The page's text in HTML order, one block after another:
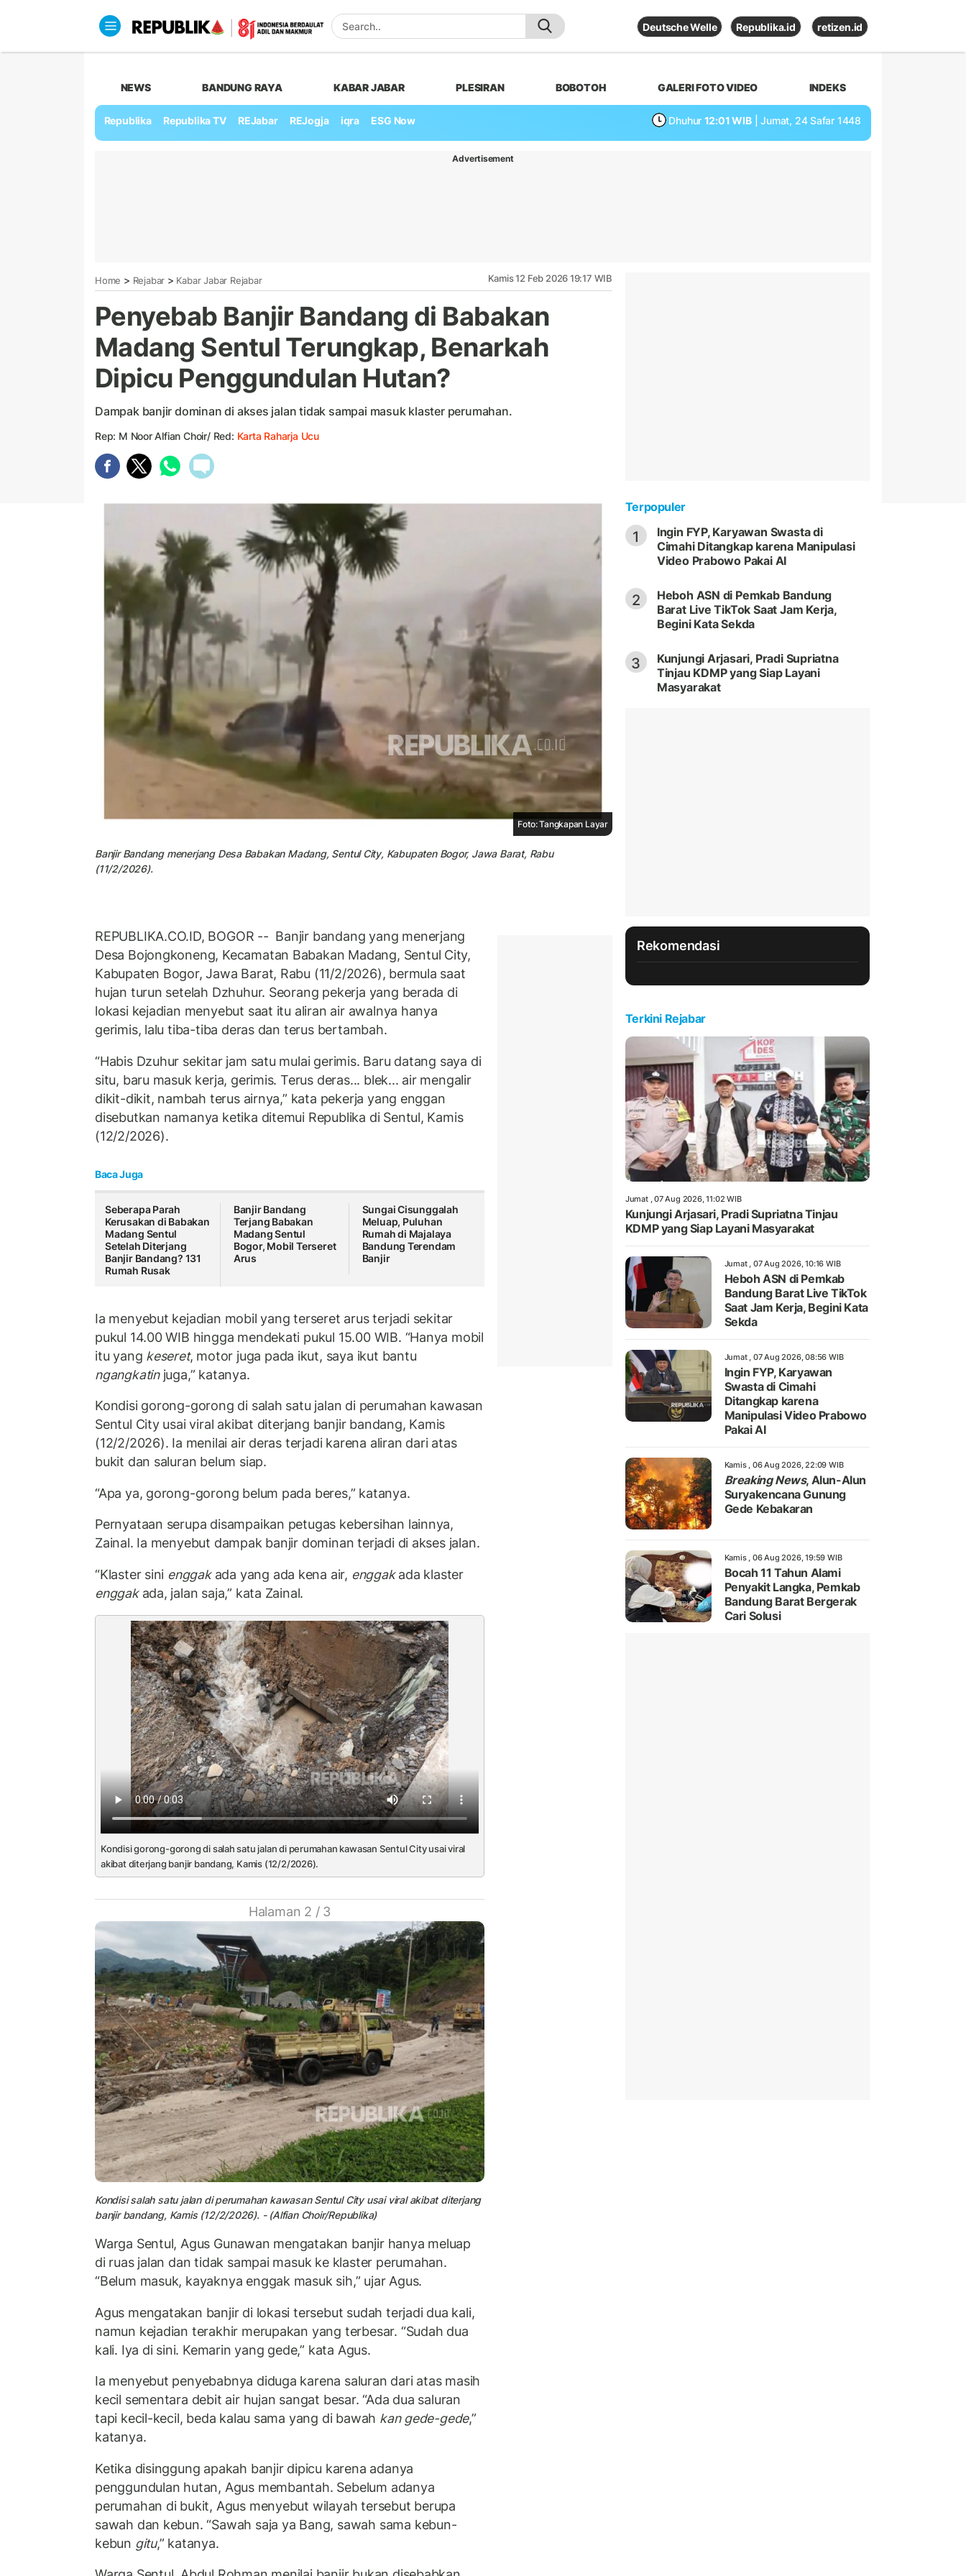
Deutsche Welle Republika.id retizen.id
NEWS BANDUNG RAYA KABAR JABAR PLESIRAN BOBOTOH GALERI FOTO VIDEO INDEKS
Republika Republika TV REJabar REJogja iqra ESG Now Dhuhur 12:01 WIB | Jumat, 24 Safar 1448
Advertisement
Home > Rejabar > Kabar Jabar Rejabar Kamis 12 Feb 2026 19:17 WIB
Penyebab Banjir Bandang di Babakan
Madang Sentul Terungkap, Benarkah
Dipicu Penggundulan Hutan?
Dampak banjir dominan di akses jalan tidak sampai masuk klaster perumahan.
Rep: M Noor Alfian Choir/ Red: Karta Raharja Ucu
Foto: Tangkapan Layar
Banjir Bandang menerjang Desa Babakan Madang, Sentul City, Kabupaten Bogor, Jawa Barat, Rabu
(11/2/2026).
REPUBLIKA.CO.ID, BOGOR -- Banjir bandang yang menerjang
Desa Bojongkoneng, Kecamatan Babakan Madang, Sentul City,
Kabupaten Bogor, Jawa Barat, Rabu (11/2/2026), bermula saat
hujan turun setelah Dzhuhur. Seorang pekerja yang berada di
lokasi kejadian menyebut saat itu aliran air awalnya hanya
gerimis, lalu tiba-tiba deras dan terus bertambah.
“Habis Dzuhur sekitar jam satu mulai gerimis. Baru datang saya di
situ, baru masuk kerja, gerimis. Terus deras... blek... air mengalir
dikit-dikit, nambah terus airnya,” kata pekerja yang enggan
disebutkan namanya ketika ditemui Republika di Sentul, Kamis
(12/2/2026).
Baca Juga
Seberapa Parah
Kerusakan di Babakan
Madang Sentul
Setelah Diterjang
Banjir Bandang? 131
Rumah Rusak
Banjir Bandang
Terjang Babakan
Madang Sentul
Bogor, Mobil Terseret
Arus
Sungai Cisunggalah
Meluap, Puluhan
Rumah di Majalaya
Bandung Terendam
Banjir
Ia menyebut kejadian mobil yang terseret arus terjadi sekitar
pukul 14.00 WIB hingga mendekati pukul 15.00 WIB. “Hanya mobil
itu yang keseret, motor juga pada ikut, saya ikut bantu
ngangkatinjuga,” katanya.
Kondisi gorong-gorong di salah satu jalan di perumahan kawasan
Sentul City usai viral akibat diterjang banjir bandang, Kamis
(12/2/2026). Ia menilai air deras terjadi karena aliran dari atas
bukit dan saluran belum siap.
“Apa ya, gorong-gorong belum pada beres,” katanya.
Pernyataan serupa disampaikan petugas kebersihan lainnya,
Zainal. Ia menyebut dampak banjir dominan terjadi di akses jalan.
“Klaster sini enggakada yang ada kena air, enggakada klaster
enggakada, jalan saja,” kata Zainal.
Kondisi gorong-gorong di salah satu jalan di perumahan kawasan Sentul City usai viral
akibat diterjang banjir bandang, Kamis (12/2/2026).
Halaman 2 / 3
Kondisi salah satu jalan di perumahan kawasan Sentul City usai viral akibat diterjang
banjir bandang, Kamis (12/2/2026). - (Alfian Choir/Republika)
Warga Sentul, Agus Gunawan mengatakan banjir hanya meluap
di ruas jalan dan tidak sampai masuk ke klaster perumahan.
“Belum masuk, kayaknya enggak masuk sih,” ujar Agus.
Agus mengatakan banjir di lokasi tersebut sudah terjadi dua kali,
namun kejadian terakhir merupakan yang terbesar. “Sudah dua
kali. Iya di sini. Kemarin yang gede,” kata Agus.
Ia menyebut penyebabnya diduga karena saluran dari atas masih
kecil sementara debit air hujan sangat besar. “Ada dua saluran
tapi kecil-kecil, beda kalau sama yang di bawah kan gede-gede,”
katanya.
Ketika disinggung apakah banjir dipicu karena adanya
penggundulan hutan, Agus membantah. Sebelum adanya
perumahan di bukit, Agus menyebut wilayah tersebut berupa
sawah dan kebun. “Sawah saja ya Bang, sawah sama kebun-
kebun gitu,” katanya.
Terpopuler
1
Ingin FYP, Karyawan Swasta di
Cimahi Ditangkap karena Manipulasi
Video Prabowo Pakai AI
2
Heboh ASN di Pemkab Bandung
Barat Live TikTok Saat Jam Kerja,
Begini Kata Sekda
3
Kunjungi Arjasari, Pradi Supriatna
Tinjau KDMP yang Siap Layani
Masyarakat
Rekomendasi
Terkini Rejabar
Jumat , 07 Aug 2026, 11:02 WIB
Kunjungi Arjasari, Pradi Supriatna Tinjau
KDMP yang Siap Layani Masyarakat
Jumat , 07 Aug 2026, 10:16 WIB
Heboh ASN di Pemkab
Bandung Barat Live TikTok
Saat Jam Kerja, Begini Kata
Sekda
Jumat , 07 Aug 2026, 08:56 WIB
Ingin FYP, Karyawan
Swasta di Cimahi
Ditangkap karena
Manipulasi Video Prabowo
Pakai AI
Kamis , 06 Aug 2026, 22:09 WIB
Breaking News, Alun-Alun
Suryakencana Gunung
Gede Kebakaran
Kamis , 06 Aug 2026, 19:59 WIB
Bocah 11 Tahun Alami
Penyakit Langka, Pemkab
Bandung Barat Bergerak
Cari Solusi